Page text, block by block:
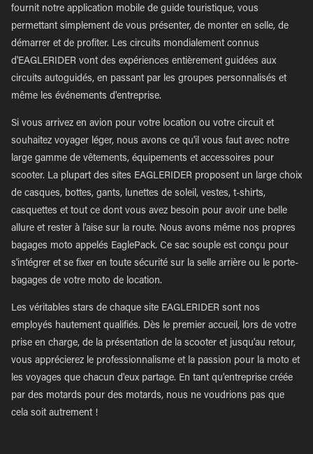
fournit notre application mobile de guide touristique, vous
permettant simplement de vous présenter, de monter en selle, de
démarrer et de profiter. Les circuits mondialement connus
d'EAGLERIDER vont des expériences entièrement guidées aux
circuits autoguidés, en passant par les groupes personnalisés et
même les événements d'entreprise.
Si vous arrivez en avion pour votre location ou votre circuit et
souhaitez voyager léger, nous avons ce qu'il vous faut avec notre
large gamme de vêtements, équipements et accessoires pour
scooter. La plupart des sites EAGLERIDER proposent un large choix
de casques, bottes, gants, lunettes de soleil, vestes, t-shirts,
casquettes et tout ce dont vous avez besoin pour avoir une belle
allure et rester à l'aise sur la route. Nous avons même nos propres
bagages moto appelés EaglePack. Ce sac souple est conçu pour
s'intégrer et se fixer en toute sécurité sur la selle arrière ou le porte-
bagages de votre moto de location.
Les véritables stars de chaque site EAGLERIDER sont nos
employés hautement qualifiés. Dès le premier accueil, lors de votre
prise en charge, de la présentation de la scooter et jusqu'au retour,
vous apprécierez le professionnalisme et la passion pour la moto et
les voyages que chacun d'eux partage. En tant qu'entreprise créée
par des motards pour des motards, nous ne voudrions pas que
cela soit autrement !